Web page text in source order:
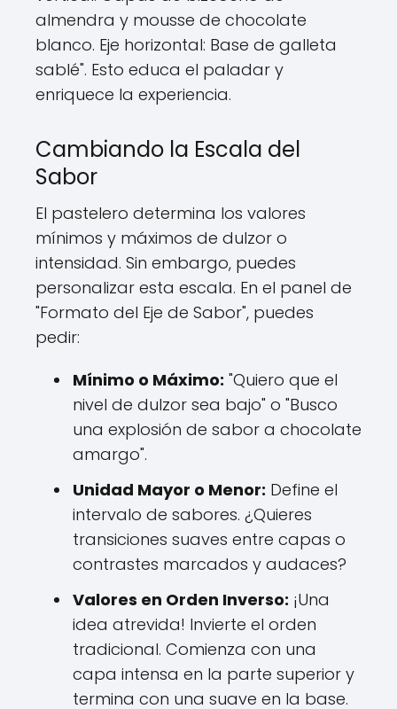
almendra y mousse de chocolate
blanco. Eje horizontal: Base de galleta
sablé". Esto educa el paladar y
enriquece la experiencia.
Cambiando la Escala del
Sabor
El pastelero determina los valores
mínimos y máximos de dulzor o
intensidad. Sin embargo, puedes
personalizar esta escala. En el panel de
"Formato del Eje de Sabor", puedes
pedir:
Mínimo o Máximo: "Quiero que el
nivel de dulzor sea bajo" o "Busco
una explosión de sabor a chocolate
amargo".
Unidad Mayor o Menor: Define el
intervalo de sabores. ¿Quieres
transiciones suaves entre capas o
contrastes marcados y audaces?
Valores en Orden Inverso: ¡Una
idea atrevida! Invierte el orden
tradicional. Comienza con una
capa intensa en la parte superior y
termina con una suave en la base.